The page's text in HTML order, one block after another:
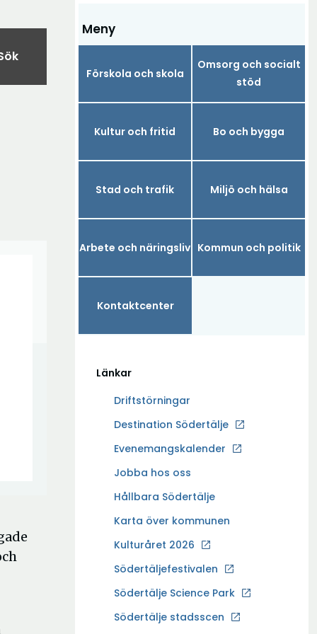
Meny
Förskola och skola
Omsorg och socialt
stöd
Kultur och fritid Bo och bygga
Stad och trafik Miljö och hälsa
Arbete och näringsliv Kommun och politik
Kontaktcenter
Länkar
Driftstörningar
Destination Södertälje
Ö
p
n
a
y
t
f
ö
Evenemangskalender
Jobba hos oss
Ö
p
n
a
y
t
Hållbara Södertälje
Karta över kommunen
Kulturåret 2026
Södertäljefestivalen
Södertälje Science Park
Ö
p
Södertälje stadsscen